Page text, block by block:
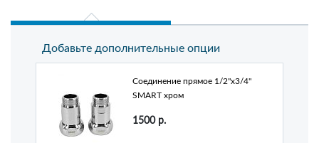
Добавьте дополнительные опции
Соединение прямое 1/2"х3/4"
SMART хром
1500р.